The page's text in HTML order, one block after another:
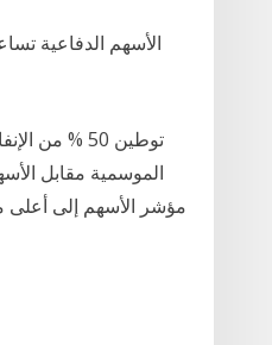
الأسهم الدفاعية